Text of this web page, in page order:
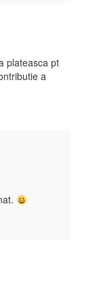
plateasca pt
a